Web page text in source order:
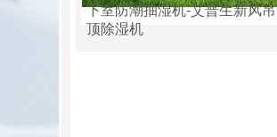
下室防潮抽湿机-艾普生新风吊
顶除湿机